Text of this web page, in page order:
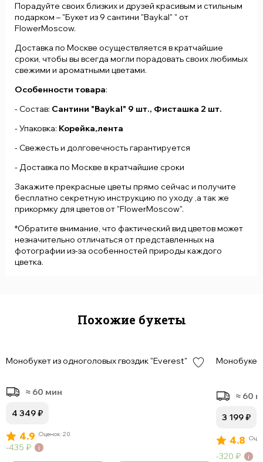
Порадуйте своих близких и друзей красивым и стильным
подарком – "Букет из 9 сантини "Baykal" " от
FlowerMoscow.
Доставка по Москве осуществляется в кратчайшие
сроки, чтобы вы всегда могли порадовать своих любимых
свежими и ароматными цветами.
Особенности товара:
- Состав: Сантини "Baykal" 9 шт., Фисташка 2 шт.
- Упаковка: Корейка,лента
- Свежесть и долговечность гарантируется
- Доставка по Москве в кратчайшие сроки
Закажите прекрасные цветы прямо сейчас и получите
бесплатно секретную инструкцию по уходу ,а так же
прикормку для цветов от "FlowerMoscow".
*Обратите внимание, что фактический вид цветов может
незначительно отличаться от представленных на
фотографии из-за особенностей природы каждого
цветка.
Похожие букеты
Монобукет из одноголовых гвоздик "Everest" 15шт
≈ 60 мин
4 349₽
4.9 Оценок: 20
435 ₽
Монобукет
≈ 60
3 199₽
4.8
320 ₽